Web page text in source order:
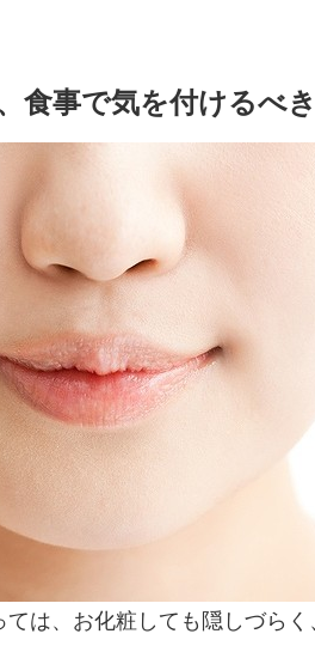
食事で気を付けるべ
は、お化粧しても隠しづら